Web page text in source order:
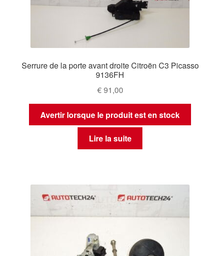
Serrure de la porte avant droite Citroën C3 Picasso
9136FH
€91,00
Avertir lorsque le produit est en stock
Lire la suite